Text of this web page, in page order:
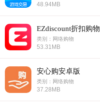
48.94MB
EZdiscount折扣购物
类别：网络购物
53.31MB
安心购安卓版
类别：网络购物
37.28MB